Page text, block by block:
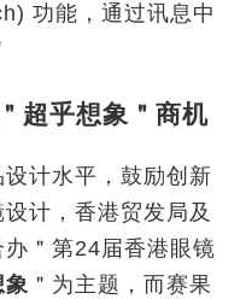
功能，通过讯息中
超乎想象＂商机
计水平，鼓励创新
计，香港贸发局及
＂第24届香港眼镜
象 ＂为主题，而赛果